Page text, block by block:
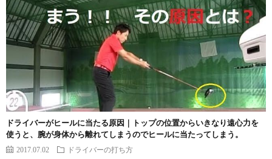
ドライバーがヒールに当たる原因｜トップの位置からいきなり遠心力を
使うと、腕が身体から離れてしまうのでヒールに当たってしまう。
2017.07.02 ドライバーの打ち方